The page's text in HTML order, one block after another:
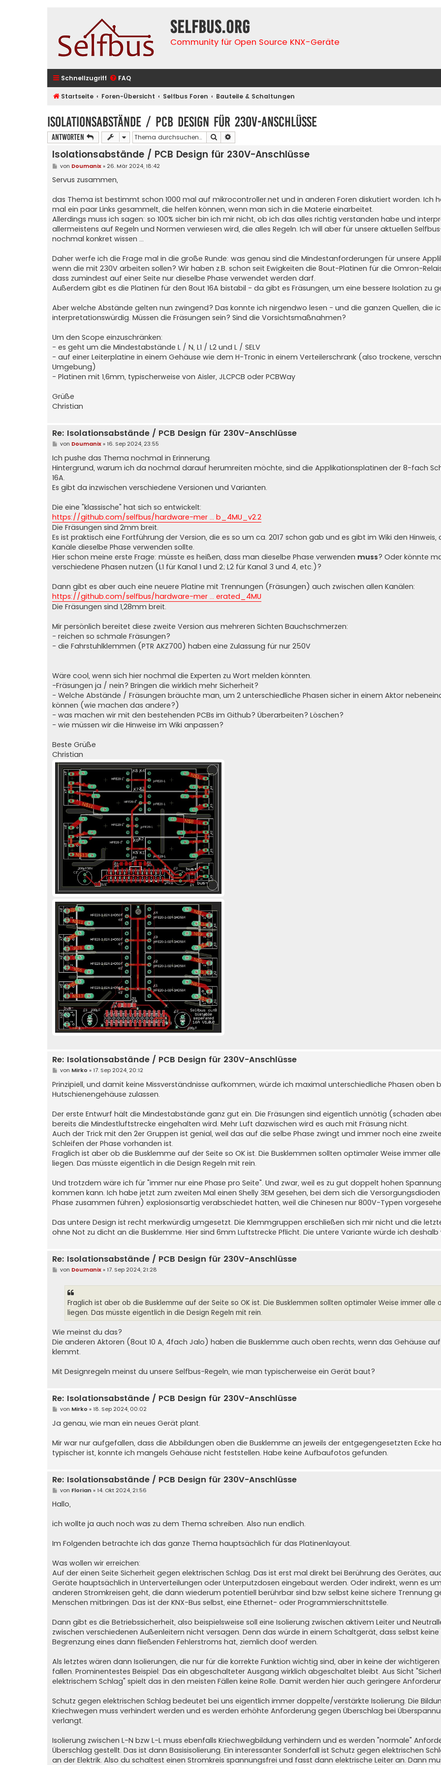
selfbus.org
Community für Open Source KNX-Geräte
Schnellzugriff FAQ
Startseite Foren-Übersicht Selfbus Foren Bauteile & Schaltungen
Isolationsabstände / PCB Design für 230V-Anschlüsse
Antworten Suche
Isolationsabstände / PCB Design für 230V-Anschlüsse
B
i
t
a
g
von Doumanix» 26. Mär 2024, 18:42
Servus zusammen,
das Thema ist bestimmt schon 1000 mal auf mikrocontroller.net und in anderen Foren diskutiert worden. Ich
mal ein paar Links gesammelt, die helfen können, wenn man sich in die Materie einarbeitet.
Allerdings muss ich sagen: so 100% sicher bin ich mir nicht, ob ich das alles richtig verstanden habe und
allermeistens auf Regeln und Normen verwiesen wird, die alles Regeln. Ich will aber für unsere aktuellen
nochmal konkret wissen ...
Daher werfe ich die Frage mal in die große Runde: was genau sind die Mindestanforderungen für unsere
wenn die mit 230V arbeiten sollen? Wir haben z.B. schon seit Ewigkeiten die 8out-Platinen für die Omron-
dass zumindest auf einer Seite nur dieselbe Phase verwendet werden darf.
Außerdem gibt es die Platinen für den 8out 16A bistabil - da gibt es Fräsungen, um eine bessere Isolation zu
Aber welche Abstände gelten nun zwingend? Das konnte ich nirgendwo lesen - und die ganzen Quellen, die
interpretationswürdig. Müssen die Fräsungen sein? Sind die Vorsichtsmaßnahmen?
Um den Scope einzuschränken:
- es geht um die Mindestabstände L / N, L1 / L2 und L / SELV
- auf einer Leiterplatine in einem Gehäuse wie dem H-Tronic in einem Verteilerschrank (also trockene,
Umgebung)
- Platinen mit 1,6mm, typischerweise von Aisler, JLCPCB oder PCBWay
Grüße
Christian
Re: Isolationsabstände / PCB Design für 230V-Anschlüsse
B
i
t
r
a
g
von Doumanix» 16. Sep 2024, 23:55
Ich pushe das Thema nochmal in Erinnerung.
Hintergrund, warum ich da nochmal darauf herumreiten möchte, sind die Applikationsplatinen der 8-fach
16A.
Es gibt da inzwischen verschiedene Versionen und Varianten.
Die eine "klassische" hat sich so entwickelt:
https://github.com/selfbus/hardware-mer ... b_4MU_v2.2
Die Fräsungen sind 2mm breit.
Es ist praktisch eine Fortführung der Version, die es so um ca. 2017 schon gab und es gibt im Wiki den
Kanäle dieselbe Phase verwenden sollte.
Hier schon meine erste Frage: müsste es heißen, dass man dieselbe Phase verwenden muss? Oder könnte
verschiedene Phasen nutzen (L1 für Kanal 1 und 2; L2 für Kanal 3 und 4, etc.)?
Dann gibt es aber auch eine neuere Platine mit Trennungen (Fräsungen) auch zwischen allen Kanälen:
https://github.com/selfbus/hardware-mer ... erated_4MU
Die Fräsungen sind 1,28mm breit.
Mir persönlich bereitet diese zweite Version aus mehreren Sichten Bauchschmerzen:
- reichen so schmale Fräsungen?
- die Fahrstuhlklemmen (PTR AKZ700) haben eine Zulassung für nur 250V
Wäre cool, wenn sich hier nochmal die Experten zu Wort melden könnten.
-Fräsungen ja / nein? Bringen die wirklich mehr Sicherheit?
- Welche Abstände / Fräsungen bräuchte man, um 2 unterschiedliche Phasen sicher in einem Aktor
können (wie machen das andere?)
- was machen wir mit den bestehenden PCBs im Github? Überarbeiten? Löschen?
- wie müssen wir die Hinweise im Wiki anpassen?
Beste Grüße
Christian
Re: Isolationsabstände / PCB Design für 230V-Anschlüsse
B
i
t
r
von Mirko » 17. Sep 2024, 20:12
Prinzipiell, und damit keine Missverständnisse aufkommen, würde ich maximal unterschiedliche Phasen oben
Hutschienengehäuse zulassen.
Der erste Entwurf hält die Mindestabstände ganz gut ein. Die Fräsungen sind eigentlich unnötig (schaden
bereits die Mindestluftstrecke eingehalten wird. Mehr Luft dazwischen wird es auch mit Fräsung nicht.
Auch der Trick mit den 2er Gruppen ist genial, weil das auf die selbe Phase zwingt und immer noch eine
Schleifen der Phase vorhanden ist.
Fraglich ist aber ob die Busklemme auf der Seite so OK ist. Die Busklemmen sollten optimaler Weise immer
liegen. Das müsste eigentlich in die Design Regeln mit rein.
Und trotzdem wäre ich für "immer nur eine Phase pro Seite". Und zwar, weil es zu gut doppelt hohen
kommen kann. Ich habe jetzt zum zweiten Mal einen Shelly 3EM gesehen, bei dem sich die
Phase zusammen führen) explosionsartig verabschiedet hatten, weil die Chinesen nur 800V-Typen
Das untere Design ist recht merkwürdig umgesetzt. Die Klemmgruppen erschließen sich mir nicht und die
ohne Not zu dicht an die Busklemme. Hier sind 6mm Luftstrecke Pflicht. Die untere Variante würde ich deshalb
Re: Isolationsabstände / PCB Design für 230V-Anschlüsse
Bvon Doumanix» 17. Sep 2024, 21:28
Fraglich ist aber ob die Busklemme auf der Seite so OK ist. Die Busklemmen sollten optimaler Weise immer alle
liegen. Das müsste eigentlich in die Design Regeln mit rein.
Wie meinst du das?
Die anderen Aktoren (8out 10 A, 4fach Jalo) haben die Busklemme auch oben rechts, wenn das Gehäuse
klemmt.
Mit Designregeln meinst du unsere Selfbus-Regeln, wie man typischerweise ein Gerät baut?
Re: Isolationsabstände / PCB Design für 230V-Anschlüsse
B
i
t
a
g
von Mirko » 18. Sep 2024, 00:02
Ja genau, wie man ein neues Gerät plant.
Mir war nur aufgefallen, dass die Abbildungen oben die Busklemme an jeweils der entgegengesetzten Ecke
typischer ist, konnte ich mangels Gehäuse nicht feststellen. Habe keine Aufbaufotos gefunden.
Re: Isolationsabstände / PCB Design für 230V-Anschlüsse
B
i
t
a
g
von Florian » 14. Okt 2024, 21:56
Hallo,
ich wollte ja auch noch was zu dem Thema schreiben. Also nun endlich.
Im Folgenden betrachte ich das ganze Thema hauptsächlich für das Platinenlayout.
Was wollen wir erreichen:
Auf der einen Seite Sicherheit gegen elektrischen Schlag. Das ist erst mal direkt bei Berührung des Gerätes,
Geräte hauptsächlich in Unterverteilungen oder Unterputzdosen eingebaut werden. Oder indirekt, wenn es
anderen Stromkreisen geht, die dann wiederum potentiell berührbar sind bzw selbst keine sichere Trennung
Menschen mitbringen. Das ist der KNX-Bus selbst, eine Ethernet- oder Programmierschnittstelle.
Dann gibt es die Betriebssicherheit, also beispielsweise soll eine Isolierung zwischen aktivem Leiter und
zwischen verschiedenen Außenleitern nicht versagen. Denn das würde in einem Schaltgerät, dass selbst
Begrenzung eines dann fließenden Fehlerstroms hat, ziemlich doof werden.
Als letztes wären dann Isolierungen, die nur für die korrekte Funktion wichtig sind, aber in keine der
fallen. Prominentestes Beispiel: Das ein abgeschalteter Ausgang wirklich abgeschaltet bleibt. Aus Sicht
elektrischem Schlag" spielt das in den meisten Fällen keine Rolle. Damit werden hier auch geringere
Schutz gegen elektrischen Schlag bedeutet bei uns eigentlich immer doppelte/verstärkte Isolierung. Die
Kriechwegen muss verhindert werden und es werden erhöhte Anforderung gegen Überschlag bei
verlangt.
Isolierung zwischen L-N bzw L-L muss ebenfalls Kriechwegbildung verhindern und es werden "normale"
Überschlag gestellt. Das ist dann Basisisolierung. Ein interessanter Sonderfall ist Schutz gegen elektrischen
an der Elektrik. Also du schaltest einen Stromkreis spannungsfrei und fasst dann elektrische Leiter an. Dann